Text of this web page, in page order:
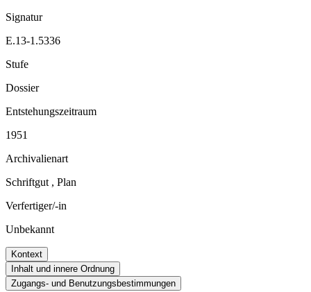
Signatur
E.13-1.5336
Stufe
Dossier
Entstehungszeitraum
1951
Archivalienart
Schriftgut , Plan
Verfertiger/-in
Unbekannt
Kontext
Inhalt und innere Ordnung
Zugangs- und Benutzungsbestimmungen